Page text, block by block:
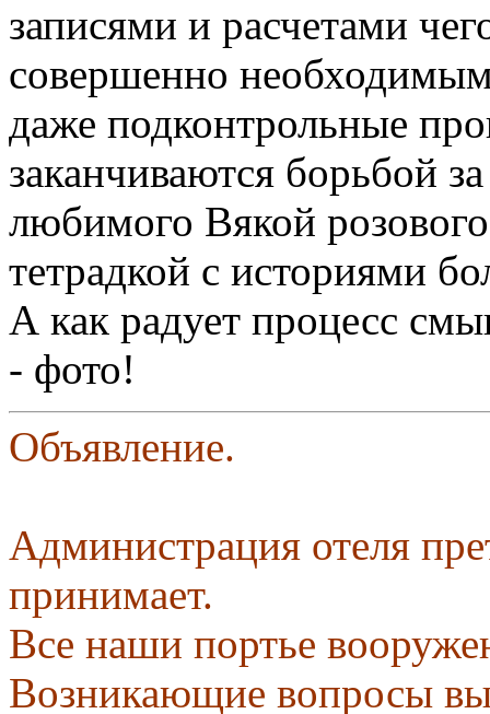
записями и расчетами
совершенно
даже подконтрольные
заканчиваются борьбой
любимого Вякой
тетрадкой с историями
А как радует процесс
- фото!
Объявление.
Администрация отеля
принимает.
Все наши портье
Возникающие вопросы